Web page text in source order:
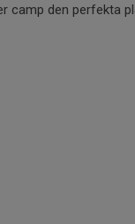
camp den perfekta